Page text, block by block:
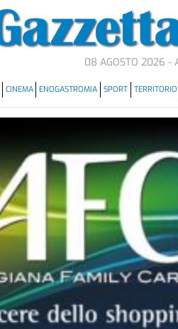
08 AGOSTO 2026 -
CINEMA ENOGASTROMIA SPORT TERRITORIO